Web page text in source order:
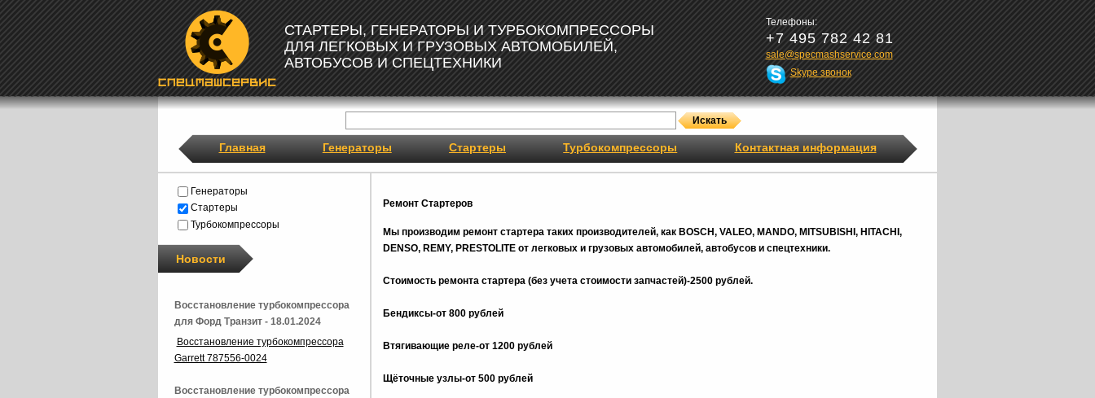
СТАРТЕРЫ, ГЕНЕРАТОРЫ И ТУРБОКОМПРЕССОРЫ
ДЛЯ ЛЕГКОВЫХ И ГРУЗОВЫХ АВТОМОБИЛЕЙ,
АВТОБУСОВ И СПЕЦТЕХНИКИ
Телефоны:
+7 495 782 42 81
sale@specmashservice.com
Skype звонок
Главная Генераторы Стартеры Турбокомпрессоры Контактная информация
Ремонт Стартеров
Мы производим ремонт стартера таких производителей, как BOSCH, VALEO, MANDO, MITSUBISHI, HITACHI,
DENSO, REMY, PRESTOLITE от легковых и грузовых автомобилей, автобусов и спецтехники.
Стоимость ремонта стартера (без учета стоимости запчастей)-2500 рублей.
Бендиксы-от 800 рублей
Втягивающие реле-от 1200 рублей
Щёточные узлы-от 500 рублей
Генераторы
Стартеры
Турбокомпрессоры
Новости
Восстановление турбокомпрессора
для Форд Транзит - 18.01.2024
Восстановление турбокомпрессора
Garrett 787556-0024
Восстановление турбокомпрессора